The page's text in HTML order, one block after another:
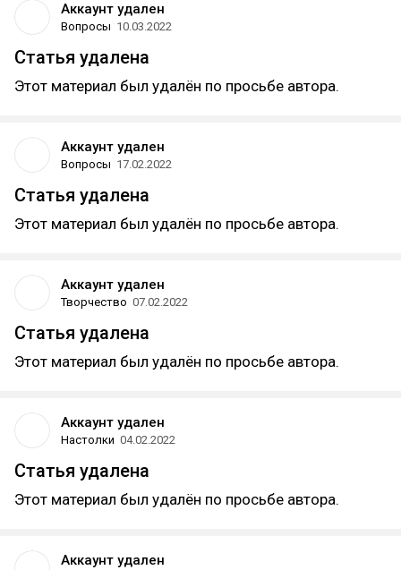
Аккаунт удален
Вопросы 10.03.2022
Статья удалена
Этот материал был удалён по просьбе автора.
Аккаунт удален
Вопросы 17.02.2022
Статья удалена
Этот материал был удалён по просьбе автора.
Аккаунт удален
Творчество 07.02.2022
Статья удалена
Этот материал был удалён по просьбе автора.
Аккаунт удален
Настолки 04.02.2022
Статья удалена
Этот материал был удалён по просьбе автора.
Аккаунт удален